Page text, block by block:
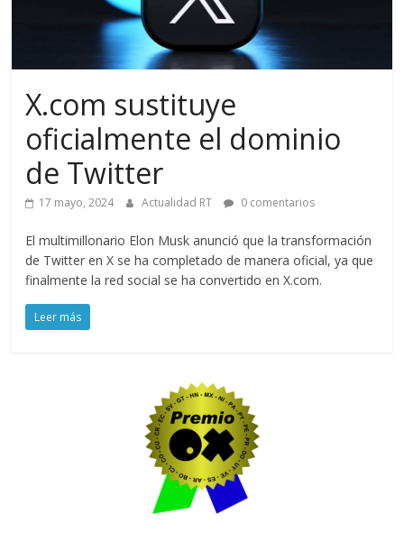
X.com sustituye
oficialmente el dominio
de Twitter
17 mayo, 2024 Actualidad RT 0 comentarios
El multimillonario Elon Musk anunció que la transformación
de Twitter en X se ha completado de manera oficial, ya que
finalmente la red social se ha convertido en X.com.
Leer más